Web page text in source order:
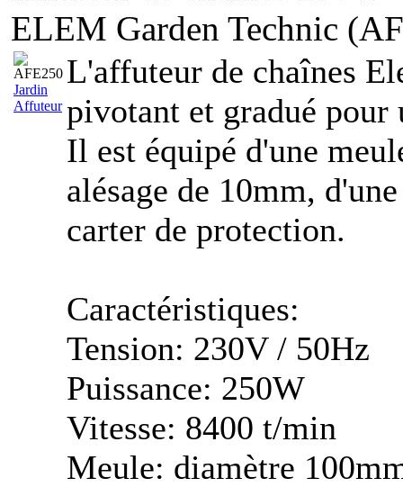
ELEM Garden Technic
Jardin
Affuteur
L'affuteur de chaînes
pivotant et gradué
Il est équipé d'une
alésage de 10mm,
carter de protection.
Caractéristiques:
Tension: 230V / 50Hz
Puissance: 250W
Vitesse: 8400 t/min
Meule: diamètre